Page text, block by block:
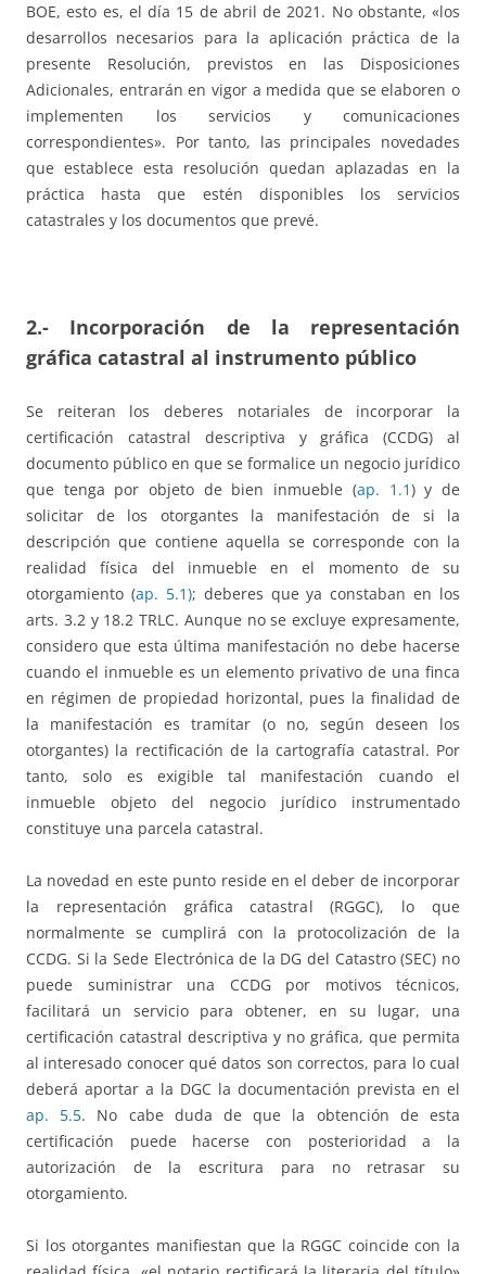
BOE, esto es, el día 15 de abril de 2021. No obstante, «los
desarrollos necesarios para la aplicación práctica de la
presente Resolución, previstos en las Disposiciones
Adicionales, entrarán en vigor a medida que se elaboren o
implementen los servicios y comunicaciones
correspondientes». Por tanto, las principales novedades
que establece esta resolución quedan aplazadas en la
práctica hasta que estén disponibles los servicios
catastrales y los documentos que prevé.
2.- Incorporación de la representación
gráfica catastral al instrumento público
Se reiteran los deberes notariales de incorporar la
certificación catastral descriptiva y gráfica (CCDG) al
documento público en que se formalice un negocio jurídico
que tenga por objeto de bien inmueble (ap. 1.1) y de
solicitar de los otorgantes la manifestación de si la
descripción que contiene aquella se corresponde con la
realidad física del inmueble en el momento de su
otorgamiento (ap. 5.1); deberes que ya constaban en los
arts. 3.2 y 18.2 TRLC. Aunque no se excluye expresamente,
considero que esta última manifestación no debe hacerse
cuando el inmueble es un elemento privativo de una finca
en régimen de propiedad horizontal, pues la finalidad de
la manifestación es tramitar (o no, según deseen los
otorgantes) la rectificación de la cartografía catastral. Por
tanto, solo es exigible tal manifestación cuando el
inmueble objeto del negocio jurídico instrumentado
constituye una parcela catastral.
La novedad en este punto reside en el deber de incorporar
la representación gráfica catastral (RGGC), lo que
normalmente se cumplirá con la protocolización de la
CCDG. Si la Sede Electrónica de la DG del Catastro (SEC) no
puede suministrar una CCDG por motivos técnicos,
facilitará un servicio para obtener, en su lugar, una
certificación catastral descriptiva y no gráfica, que permita
al interesado conocer qué datos son correctos, para lo cual
deberá aportar a la DGC la documentación prevista en el
ap. 5.5. No cabe duda de que la obtención de esta
certificación puede hacerse con posterioridad a la
autorización de la escritura para no retrasar su
otorgamiento.
Si los otorgantes manifiestan que la RGGC coincide con la